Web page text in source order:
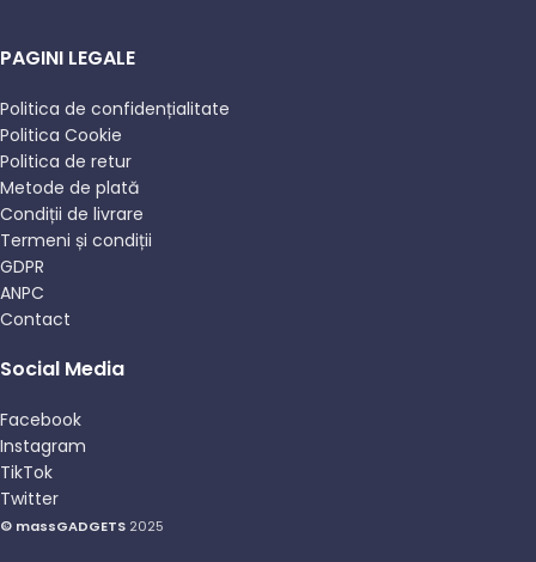
PAGINI LEGALE
Politica de confidențialitate
Politica Cookie
Politica de retur
Metode de plată
Condiții de livrare
Termeni și condiții
GDPR
ANPC
Contact
Social Media
Facebook
Instagram
TikTok
Twitter
© massGADGETS 2025